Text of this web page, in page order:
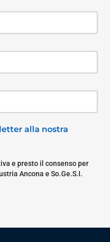
alla nostra
e presto il consenso per
Ancona e So.Ge.S.I.